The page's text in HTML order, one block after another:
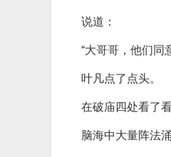
说道：
“大哥哥，他们同
叶凡点了点头。
在破庙四处看了
脑海中大量阵法